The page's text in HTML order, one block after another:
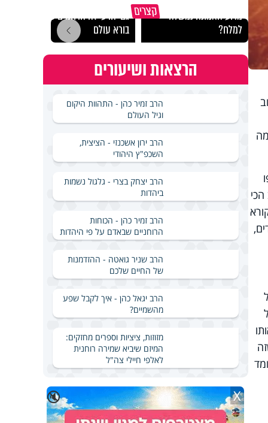
קצרים
מדוע האמונה נמשלה
למלח?
גם ׳הרע׳ זה הרחמים של
בורא עולם
הרצאות ושיעורים
הרב זמיר כהן - התהוות היקום
וגיל העולם
הרב ירון אשכנזי - הציצית,
השכפ"ץ היהודי
הרב יצחק בצרי - גלגול נשמות
ביהדות
הרב זמיר כהן - הכוחות
הרוחניים שבאדם על פי היהדות
הרב שניר גואטה - ההזדמנות
של החיים שלכם
הרב יגאל כהן - איך לקבל שפע
מהשמיים?
מזוזות, ציציות וספרים מחזקים:
המיזם שיביא שמירה רוחנית
לאלפי חיילי צה"ל
🔇 X